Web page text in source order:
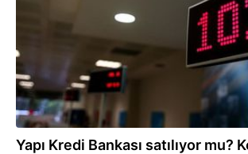
Yapı Kredi Bankası satılıyor mu?